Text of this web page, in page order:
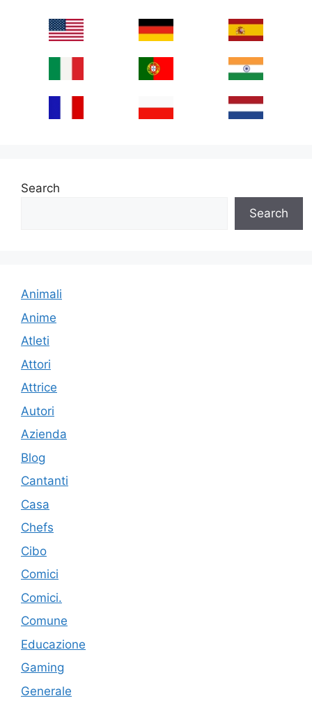
Search
Search
Animali
Anime
Atleti
Attori
Attrice
Autori
Azienda
Blog
Cantanti
Casa
Chefs
Cibo
Comici
Comici.
Comune
Educazione
Gaming
Generale